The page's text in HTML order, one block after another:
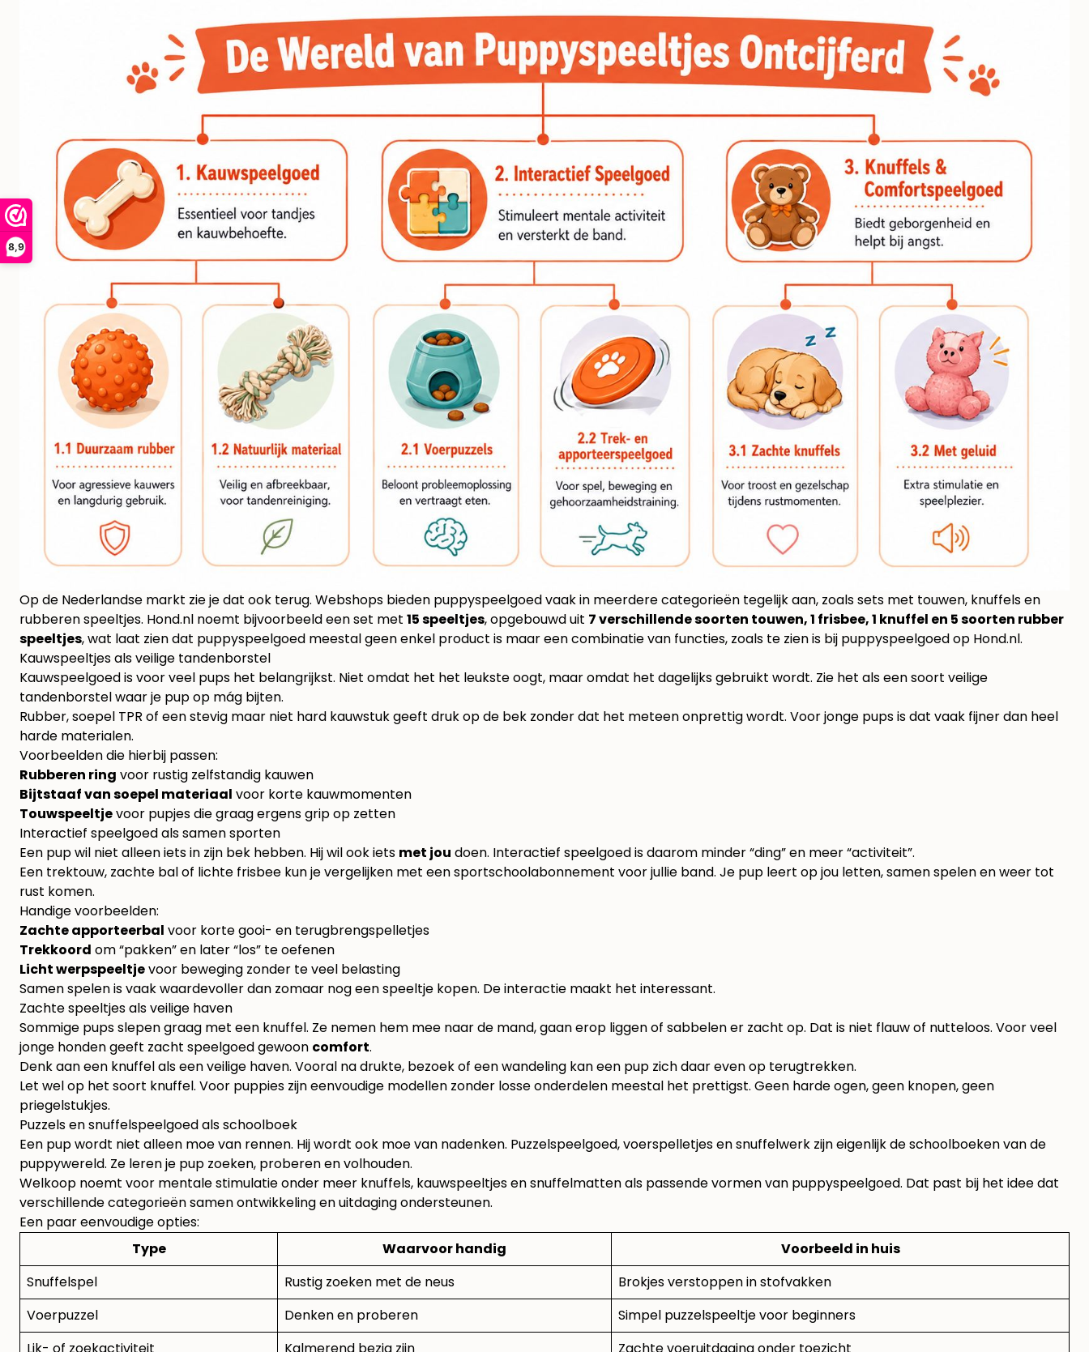
8,9
Op de Nederlandse markt zie je dat ook terug. Webshops bieden puppyspeelgoed vaak in meerdere categorieën tegelijk aan, zoals sets met touwen, knuffels en
rubberen speeltjes. Hond.nl noemt bijvoorbeeld een set met 15 speeltjes, opgebouwd uit 7 verschillende soorten touwen, 1 frisbee, 1 knuffel en 5 soorten rubber
speeltjes, wat laat zien dat puppyspeelgoed meestal geen enkel product is maar een combinatie van functies, zoals te zien is bij puppyspeelgoed op Hond.nl.
Kauwspeeltjes als veilige tandenborstel
Kauwspeelgoed is voor veel pups het belangrijkst. Niet omdat het het leukste oogt, maar omdat het dagelijks gebruikt wordt. Zie het als een soort veilige
tandenborstel waar je pup op mág bijten.
Rubber, soepel TPR of een stevig maar niet hard kauwstuk geeft druk op de bek zonder dat het meteen onprettig wordt. Voor jonge pups is dat vaak fijner dan heel
harde materialen.
Voorbeelden die hierbij passen:
Rubberen ring voor rustig zelfstandig kauwen
Bijtstaaf van soepel materiaal voor korte kauwmomenten
Touwspeeltjevoor pupjes die graag ergens grip op zetten
Interactief speelgoed als samen sporten
Een pup wil niet alleen iets in zijn bek hebben. Hij wil ook iets met jou doen. Interactief speelgoed is daarom minder “ding” en meer “activiteit”.
Een trektouw, zachte bal of lichte frisbee kun je vergelijken met een sportschoolabonnement voor jullie band. Je pup leert op jou letten, samen spelen en weer tot
rust komen.
Handige voorbeelden:
Zachte apporteerbal voor korte gooi- en terugbrengspelletjes
Trekkoord om “pakken” en later “los” te oefenen
Licht werpspeeltjevoor beweging zonder te veel belasting
Samen spelen is vaak waardevoller dan zomaar nog een speeltje kopen. De interactie maakt het interessant.
Zachte speeltjes als veilige haven
Sommige pups slepen graag met een knuffel. Ze nemen hem mee naar de mand, gaan erop liggen of sabbelen er zacht op. Dat is niet flauw of nutteloos. Voor veel
jonge honden geeft zacht speelgoed gewoon comfort.
Denk aan een knuffel als een veilige haven. Vooral na drukte, bezoek of een wandeling kan een pup zich daar even op terugtrekken.
Let wel op het soort knuffel. Voor puppies zijn eenvoudige modellen zonder losse onderdelen meestal het prettigst. Geen harde ogen, geen knopen, geen
priegelstukjes.
Puzzels en snuffelspeelgoed als schoolboek
Een pup wordt niet alleen moe van rennen. Hij wordt ook moe van nadenken. Puzzelspeelgoed, voerspelletjes en snuffelwerk zijn eigenlijk de schoolboeken van de
puppywereld. Ze leren je pup zoeken, proberen en volhouden.
Welkoop noemt voor mentale stimulatie onder meer knuffels, kauwspeeltjes en snuffelmatten als passende vormen van puppyspeelgoed. Dat past bij het idee dat
verschillende categorieën samen ontwikkeling en uitdaging ondersteunen.
Een paar eenvoudige opties:
Type
Waarvoor handig
Voorbeeld in huis
Snuffelspel
Rustig zoeken met de neus
Brokjes verstoppen in stofvakken
Voerpuzzel
Denken en proberen
Simpel puzzelspeeltje voor beginners